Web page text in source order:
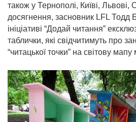
також у Тернополі, Київі,
досягнення, засновник LFL Тодд
ініціативі “Додай читання”
таблички, які свідчитимуть про
“читацької точки” на світову мапу